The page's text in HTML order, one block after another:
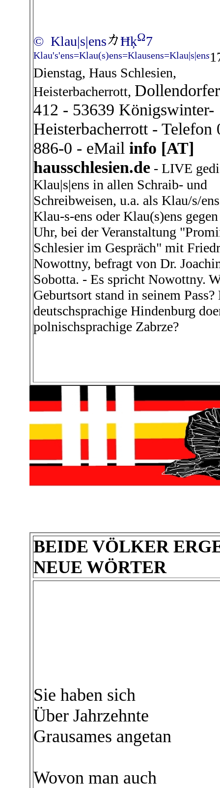
© Klau|s|ens ĦķΩ7
Klau's'ens=Klau(s)ens=Klausens=Klau|s|ens1
Dienstag, Haus Schlesien,
Heisterbacherrott,
412 - 53639 Königswinter-
Heisterbacherrott - Telefon
886-0 - eMail info [AT]
hausschlesien.de - LIVE
Klau|s|ens in allen Schraib- und
Schreibweisen, u.a. als Klau/s/
Klau-s-ens oder Klau(s)ens
Uhr, bei der Veranstaltung
Schlesier im Gespräch" mit
Nowottny, befragt von Dr.
Sobotta. - Es spricht Nowottny.
Geburtsort stand in seinem Pass?
deutschsprachige Hindenburg
polnischsprachige Zabrze?
BEIDE VÖLKER
NEUE WÖRTER
Sie haben sich
Über Jahrzehnte
Grausames angetan
Wovon man auch